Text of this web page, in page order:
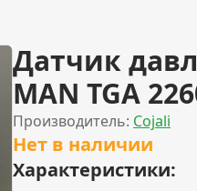
Датчик
MAN TGA
Производитель: Cojali
Нет в наличии
Характеристики: